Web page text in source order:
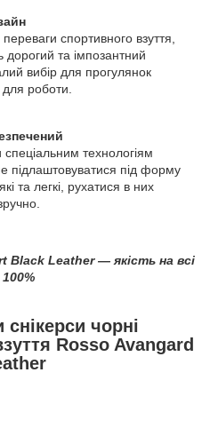
спортивного взуття,
дорогий та імпозантний
вибір для прогулянок
для роботи.
спеціальним технологіям
підлаштовуватися під форму
та легкі, рухатися в них
Black Leather — якість на всі
100%
снікерси чорні
Rosso Avangard